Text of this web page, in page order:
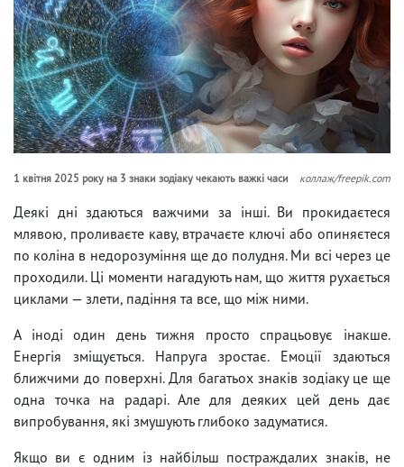
1 квітня 2025 року на 3 знаки зодіаку чекають важкі часи коллаж/freepik.com
Деякі дні здаються важчими за інші. Ви прокидаєтеся
млявою, проливаєте каву, втрачаєте ключі або опиняєтеся
по коліна в недорозуміння ще до полудня. Ми всі через це
проходили. Ці моменти нагадують нам, що життя рухається
циклами — злети, падіння та все, що між ними.
А іноді один день тижня просто спрацьовує інакше.
Енергія зміщується. Напруга зростає. Емоції здаються
ближчими до поверхні. Для багатьох знаків зодіаку це ще
одна точка на радарі. Але для деяких цей день дає
випробування, які змушують глибоко задуматися.
Якщо ви є одним із найбільш постраждалих знаків, не